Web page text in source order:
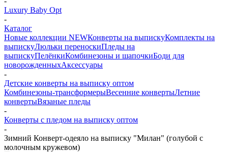
Luxury Baby Opt
-
Каталог
Новые коллекции NEWКонверты на выпискуКомплекты на
выпискуЛюльки переноскиПледы на
выпискуПелёнкиКомбинезоны и шапочкиБоди для
новорожденныхАксессуары
-
Детские конверты на выписку оптом
Комбинезоны-трансформерыВесенние конвертыЛетние
конвертыВязаные пледы
-
Конверты с пледом на выписку оптом
-
Зимний Конверт-одеяло на выписку "Милан" (голубой с
молочным кружевом)